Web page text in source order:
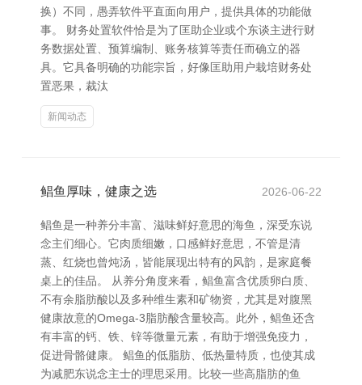
换）不同，愚弄软件平直面向用户，提供具体的功能做
事。 财务处置软件恰是为了匡助企业或个东谈主进行财
务数据处置、预算编制、账务核算等责任而确立的器
具。它具备明确的功能宗旨，好像匡助用户栽培财务处
置恶果，裁汰
新闻动态
鲳鱼厚味，健康之选 2026-06-22
鲳鱼是一种养分丰富、滋味鲜好意思的海鱼，深受东说
念主们细心。它肉质细嫩，口感鲜好意思，不管是清
蒸、红烧也曾炖汤，皆能展现出特有的风韵，是家庭餐
桌上的佳品。 从养分角度来看，鲳鱼富含优质卵白质、
不有余脂肪酸以及多种维生素和矿物资，尤其是对腹黑
健康故意的Omega-3脂肪酸含量较高。此外，鲳鱼还含
有丰富的钙、铁、锌等微量元素，有助于增强免疫力，
促进骨骼健康。 鲳鱼的低脂肪、低热量特质，也使其成
为减肥东说念主士的理思采用。比较一些高脂肪的鱼